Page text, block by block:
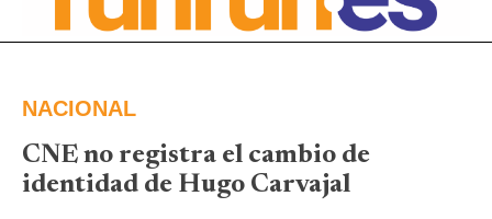
NACIONAL
CNE no registra el cambio de
identidad de Hugo Carvajal